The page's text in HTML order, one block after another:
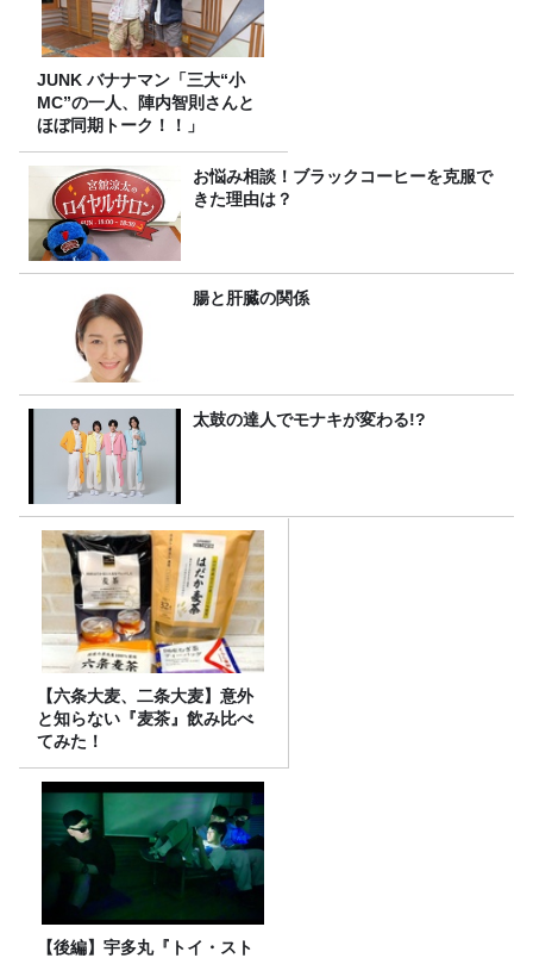
JUNK バナナマン「三大“小
MC”の一人、陣内智則さんと
ほぼ同期トーク！！」
お悩み相談！ブラックコーヒーを克服で
きた理由は？
腸と肝臓の関係
太鼓の達人でモナキが変わる!?
【六条大麦、二条大麦】意外
と知らない『麦茶』飲み比べ
てみた！
【後編】宇多丸『トイ・スト